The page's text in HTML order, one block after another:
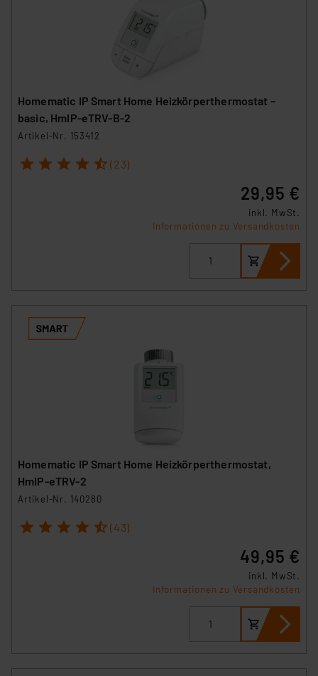
Homematic IP Smart Home Heizkörperthermostat –
basic, HmIP-eTRV-B-2
Artikel-Nr. 153412
1 2 3 4 5 (23)
29,95 €
inkl. MwSt.
Informationen zu Versandkosten
Homematic IP Smart Home Heizkörperthermostat,
HmIP-eTRV-2
Artikel-Nr. 140280
1 2 3 4 5 (43)
49,95 €
inkl. MwSt.
Informationen zu Versandkosten